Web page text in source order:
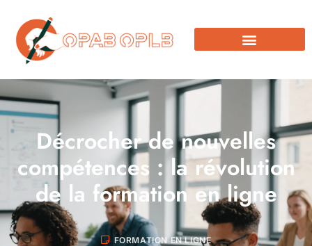
Décrocher de nouvelles
compétences : la révolution
de la formation en ligne
FORMATION EN LIGNE